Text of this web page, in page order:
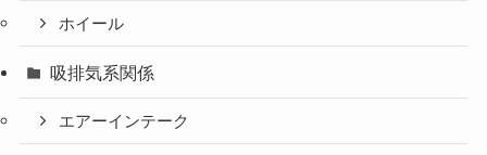
ホイール
吸排気系関係
エアーインテーク